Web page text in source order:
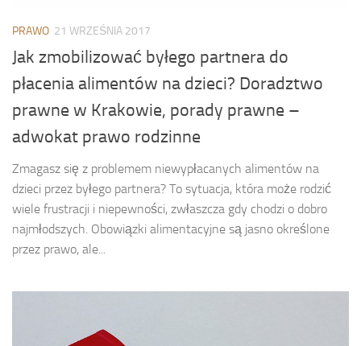
PRAWO 21 WRZEŚNIA 2017
Jak zmobilizować byłego partnera do
płacenia alimentów na dzieci? Doradztwo
prawne w Krakowie, porady prawne –
adwokat prawo rodzinne
Zmagasz się z problemem niewypłacanych alimentów na
dzieci przez byłego partnera? To sytuacja, która może rodzić
wiele frustracji i niepewności, zwłaszcza gdy chodzi o dobro
najmłodszych. Obowiązki alimentacyjne są jasno określone
przez prawo, ale...